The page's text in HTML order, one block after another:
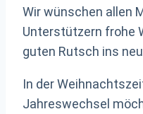
Wir wünschen allen
Unterstützern frohe
guten Rutsch ins
In der
Jahreswechsel